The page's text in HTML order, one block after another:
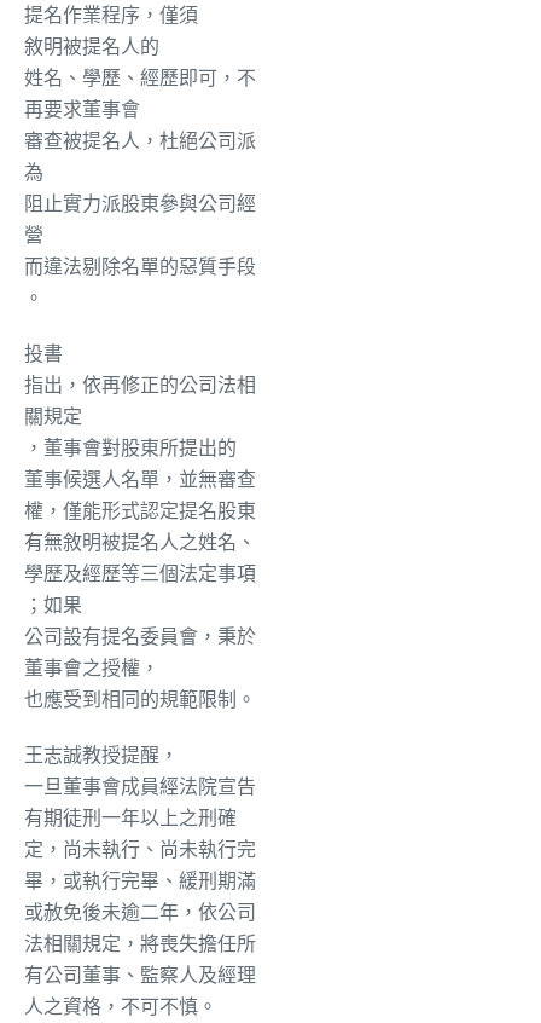
提名作業程序，僅須
敘明被提名人的
姓名、學歷、經歷即可，不
再要求董事會
審查被提名人，杜絕公司派
為
阻止實力派股東參與公司經
營
而違法剔除名單的惡質手段
。
投書
指出，依再修正的公司法相
關規定
，董事會對股東所提出的
董事候選人名單，並無審查
權，僅能形式認定提名股東
有無敘明被提名人之姓名、
學歷及經歷等三個法定事項
；如果
公司設有提名委員會，秉於
董事會之授權，
也應受到相同的規範限制。
王志誠教授提醒，
一旦董事會成員經法院宣告
有期徒刑一年以上之刑確
定，尚未執行、尚未執行完
畢，或執行完畢、緩刑期滿
或赦免後未逾二年，依公司
法相關規定，將喪失擔任所
有公司董事、監察人及經理
人之資格，不可不慎。